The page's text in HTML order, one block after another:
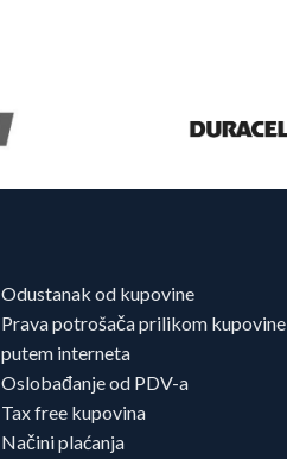
Odustanak od kupovine
Prava potrošača prilikom kupovine
putem interneta
Oslobađanje od PDV-a
Tax free kupovina
Načini plaćanja